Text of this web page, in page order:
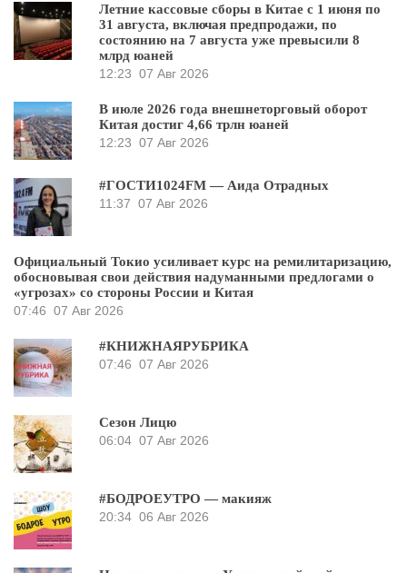
Летние кассовые сборы в Китае с 1 июня по
31 августа, включая предпродажи, по
состоянию на 7 августа уже превысили 8
млрд юаней
12:23 07 Авг 2026
В июле 2026 года внешнеторговый оборот
Китая достиг 4,66 трлн юаней
12:23 07 Авг 2026
#ГОСТИ1024FM — Аида Отрадных
11:37 07 Авг 2026
Официальный Токио усиливает курс на ремилитаризацию,
обосновывая свои действия надуманными предлогами о
«угрозах» со стороны России и Китая
07:46 07 Авг 2026
#КНИЖНАЯРУБРИКА
07:46 07 Авг 2026
Сезон Лицю
06:04 07 Авг 2026
#БОДРОЕУТРО — макияж
20:34 06 Авг 2026